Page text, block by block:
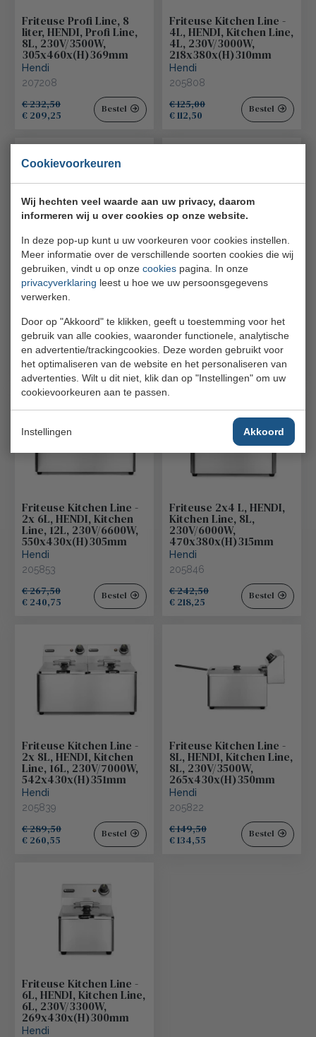
Cookievoorkeuren
Wij hechten veel waarde aan uw privacy, daarom
informeren wij u over cookies op onze website.
In deze pop-up kunt u uw voorkeuren voor cookies instellen.
Meer informatie over de verschillende soorten cookies die wij
gebruiken, vindt u op onze cookies pagina. In onze
privacyverklaring leest u hoe we uw persoonsgegevens
verwerken.
Door op "Akkoord" te klikken, geeft u toestemming voor het
gebruik van alle cookies, waaronder functionele, analytische
en advertentie/trackingcookies. Deze worden gebruikt voor
het optimaliseren van de website en het personaliseren van
advertenties. Wilt u dit niet, klik dan op "Instellingen" om uw
cookievoorkeuren aan te passen.
Instellingen Akkoord
Friteuse Profi Line, 8
liter, HENDI, Profi Line,
8L, 230V/3500W,
305x460x(H)369mm
Hendi
207208
€ 232,50
€ 209,25
Bestel
Friteuse Kitchen Line -
4L, HENDI, Kitchen Line,
4L, 230V/3000W,
218x380x(H)310mm
Hendi
205808
€ 125,00
€ 112,50
Bestel
Friteuse Profi Line met
aftapkraan digitaal - 8 l,
HENDI, Profi Line, 8L,
230V/3500W,
305x515x(H)345mm
Hendi
207369
€ 298,50
€ 268,65
Bestel
Friteuse, HENDI, 12L,
230V/3500W,
630x860x(H)438mm
€ 495,00
€ 445,50
Friteuse Kitchen Line -
2x 6L, HENDI, Kitchen
Line, 12L, 230V/6600W,
550x430x(H)305mm
Hendi
205853
€ 267,50
€ 240,75
Bestel
Friteuse 2x4 L, HENDI,
Kitchen Line, 8L,
230V/6000W,
470x380x(H)315mm
Hendi
205846
€ 242,50
€ 218,25
Bestel
Friteuse Kitchen Line -
2x 8L, HENDI, Kitchen
Line, 16L, 230V/7000W,
542x430x(H)351mm
Hendi
205839
€ 289,50
€ 260,55
Bestel
Friteuse Kitchen Line -
8L, HENDI, Kitchen Line,
8L, 230V/3500W,
265x430x(H)350mm
Hendi
205822
€ 149,50
€ 134,55
Bestel
Friteuse Kitchen Line -
6L, HENDI, Kitchen Line,
6L, 230V/3300W,
269x430x(H)300mm
Hendi